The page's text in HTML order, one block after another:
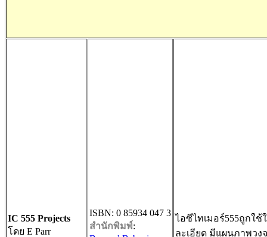
IC 555 Projects
โดย E Parr
ISBN: 0 85934 047 3
สำนักพิมพ์:
ไอซีไทเมอร์555ถูกใ
ละเอียด มีแผนภาพวง